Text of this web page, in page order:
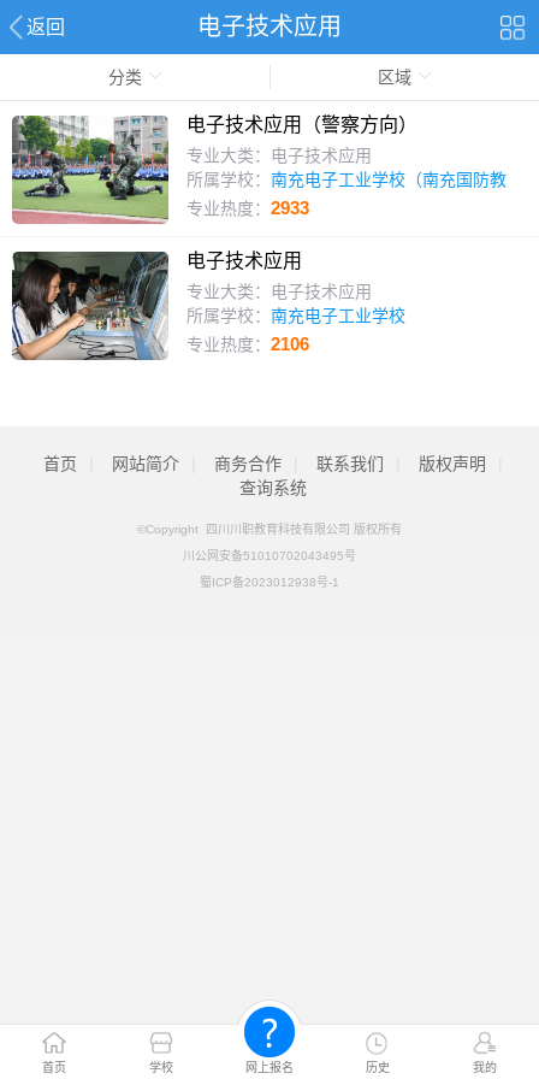
返回 电子技术应用
首页 学校 网上报名 历史 我的
分类 区域
电子技术应用（警察方向）
专业大类：电子技术应用
所属学校： 南充电子工业学校（南充国防教
育）
专业热度： 2933
电子技术应用
专业大类：电子技术应用
所属学校： 南充电子工业学校
专业热度： 2106
首页 网站简介 商务合作 联系我们 版权声明
查询系统
©Copyright 四川川职教育科技有限公司 版权所有
川公网安备51010702043495号
蜀ICP备2023012938号-1